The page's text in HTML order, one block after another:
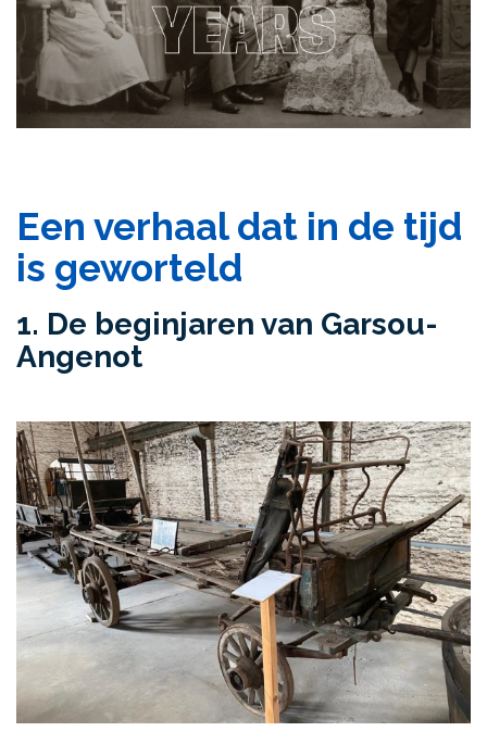
Een verhaal dat in de tijd
is geworteld
1. De beginjaren van Garsou-
Angenot